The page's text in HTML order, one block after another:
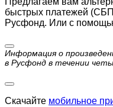
быстрых платежей
Русфонд. Или с
Информация о
в Русфонд в течении
Скачайте мобильное